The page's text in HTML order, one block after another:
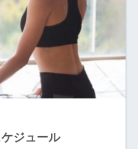
ジュール